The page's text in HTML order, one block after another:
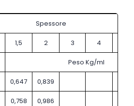
Spessore
1,5 2 3 4
Peso Kg/ml
0,647 0,839
0,758 0,986